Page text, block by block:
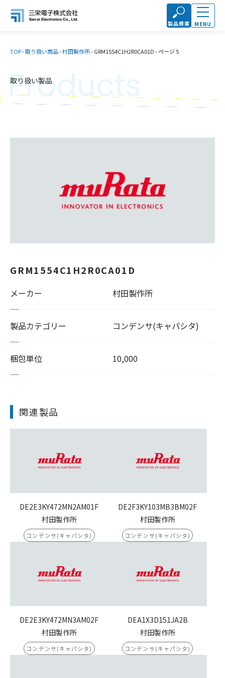
製品検索 MENU
TOP-取り扱い商品-村田製作所-GRM1554C1H2R0CA01D-ページ 5
取り扱い製品
Products
GRM1554C1H2R0CA01D
メーカー 村田製作所
製品カテゴリー コンデンサ(キャパシタ)
梱包単位 10,000
関連製品
DE2E3KY472MN2AM01F
村田製作所
コンデンサ(キャパシタ)
DE2F3KY103MB3BM02F
村田製作所
コンデンサ(キャパシタ)
DE2E3KY472MN3AM02F
村田製作所
コンデンサ(キャパシタ)
DEA1X3D151JA2B
村田製作所
コンデンサ(キャパシタ)